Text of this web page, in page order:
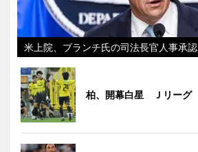
米上院、ブランチ氏の司法長官人事承認
柏、開幕白星 Ｊリーグ